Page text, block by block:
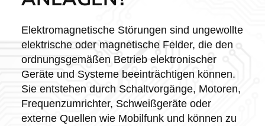
Elektromagnetische Störungen sind ungewollte
elektrische oder magnetische Felder, die den
ordnungsgemäßen Betrieb elektronischer
Geräte und Systeme beeinträchtigen können.
Sie entstehen durch Schaltvorgänge, Motoren,
Frequenzumrichter, Schweißgeräte oder
externe Quellen wie Mobilfunk und können zu